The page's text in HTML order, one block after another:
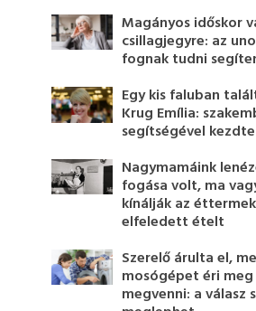
Magányos időskor
csillagjegyre: az
fognak tudni
Egy kis faluban
Krug Emília:
segítségével
Nagymamáink
fogása volt, ma
kínálják az
elfeledett ételt
Szerelő árulta el,
mosógépet éri
megvenni: a válasz